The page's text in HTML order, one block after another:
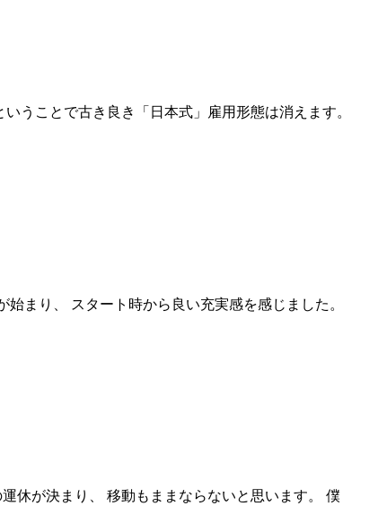
うことで古き良き「日本式」雇用形態は消えます。
まり、 スタート時から良い充実感を感じました。
休が決まり、 移動もままならないと思います。 僕